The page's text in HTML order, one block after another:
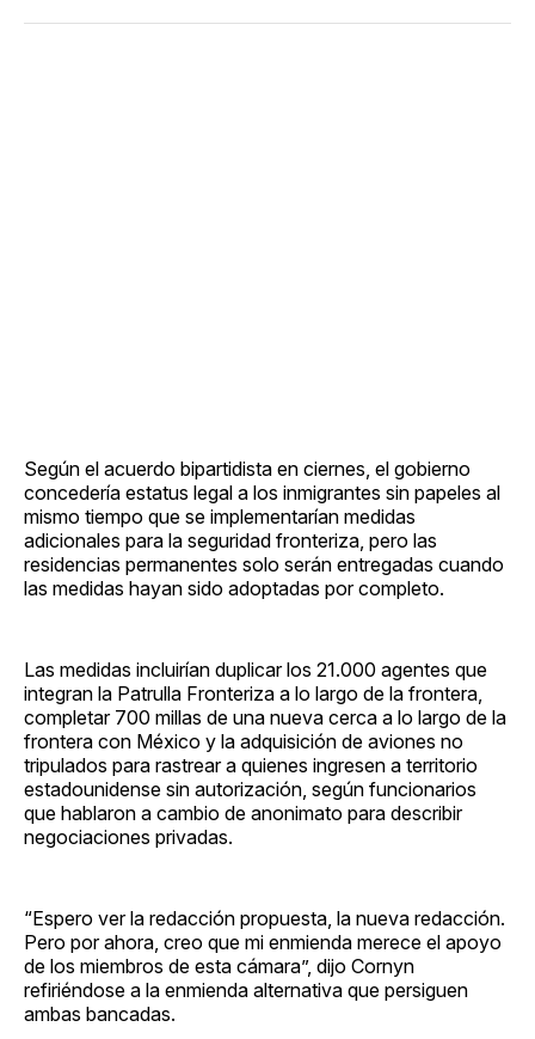
Según el acuerdo bipartidista en ciernes, el gobierno
concedería estatus legal a los inmigrantes sin papeles al
mismo tiempo que se implementarían medidas
adicionales para la seguridad fronteriza, pero las
residencias permanentes solo serán entregadas cuando
las medidas hayan sido adoptadas por completo.
Las medidas incluirían duplicar los 21.000 agentes que
integran la Patrulla Fronteriza a lo largo de la frontera,
completar 700 millas de una nueva cerca a lo largo de la
frontera con México y la adquisición de aviones no
tripulados para rastrear a quienes ingresen a territorio
estadounidense sin autorización, según funcionarios
que hablaron a cambio de anonimato para describir
negociaciones privadas.
“Espero ver la redacción propuesta, la nueva redacción.
Pero por ahora, creo que mi enmienda merece el apoyo
de los miembros de esta cámara”, dijo Cornyn
refiriéndose a la enmienda alternativa que persiguen
ambas bancadas.